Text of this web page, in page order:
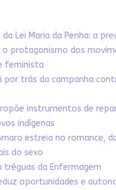
Lei Maria da Penha: a
o protagonismo dos
feminista
por trás da campanha
instrumentos de
indígenas
estreia no romance,
do sexo
tréguas da Enfermagem
oportunidades e